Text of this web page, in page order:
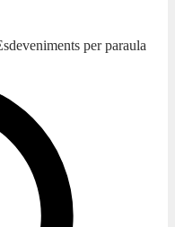
per paraula